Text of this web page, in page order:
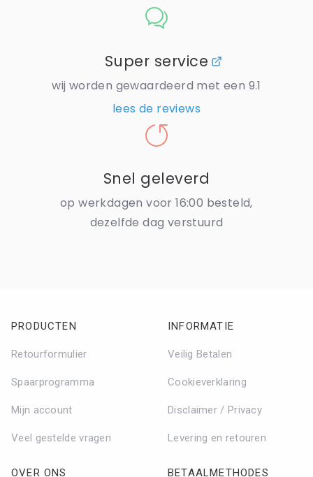
Super service
wij worden gewaardeerd met een 9.1
lees de reviews
Snel geleverd
op werkdagen voor 16:00 besteld,
dezelfde dag verstuurd
PRODUCTEN
Retourformulier
Spaarprogramma
Mijn account
Veel gestelde vragen
INFORMATIE
Veilig Betalen
Cookieverklaring
Disclaimer / Privacy
Levering en retouren
OVER ONS BETAALMETHODES